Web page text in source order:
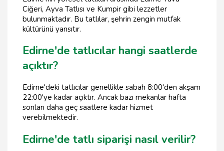
Ciğeri, Ayva Tatlısı ve Kumpir gibi lezzetler
bulunmaktadır. Bu tatlılar, şehrin zengin mutfak
kültürünü yansıtır.
Edirne'de tatlıcılar hangi saatlerde
açıktır?
Edirne'deki tatlıcılar genellikle sabah 8:00'den akşam
22:00'ye kadar açıktır. Ancak bazı mekanlar hafta
sonları daha geç saatlere kadar hizmet
verebilmektedir.
Edirne'de tatlı siparişi nasıl verilir?